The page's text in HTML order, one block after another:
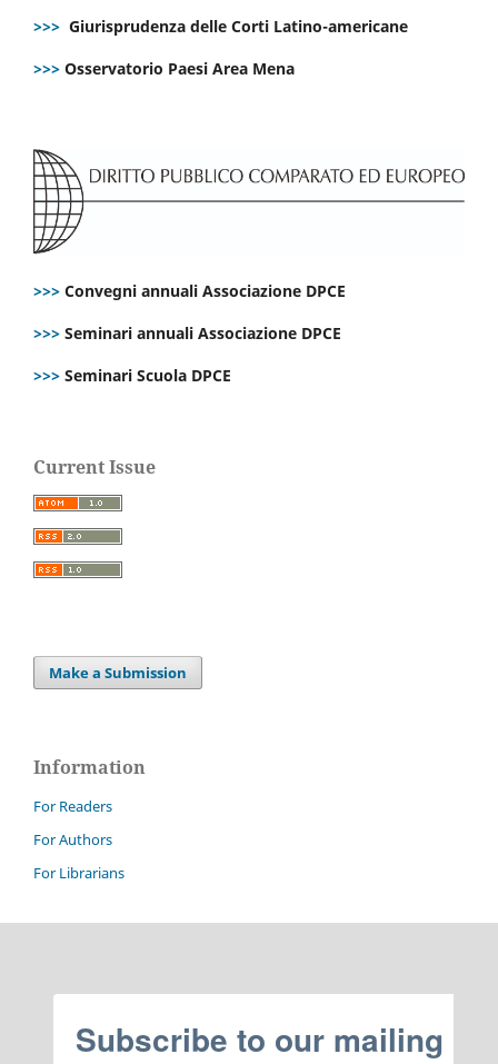
>>> Giurisprudenza delle Corti Latino-americane
>>> Osservatorio Paesi Area Mena
>>> Convegni annuali Associazione DPCE
>>> Seminari annuali Associazione DPCE
>>> Seminari Scuola DPCE
Current Issue
Make a Submission
Information
For Readers
For Authors
For Librarians